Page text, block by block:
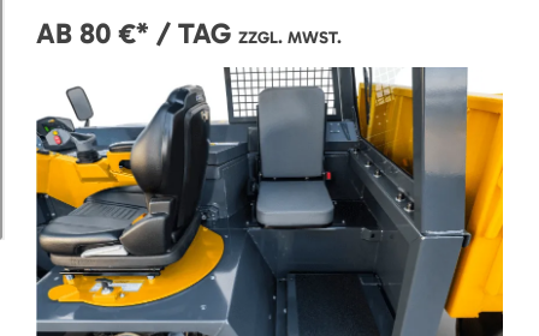
AB 80 €* / TAG ZZGL. MWST.